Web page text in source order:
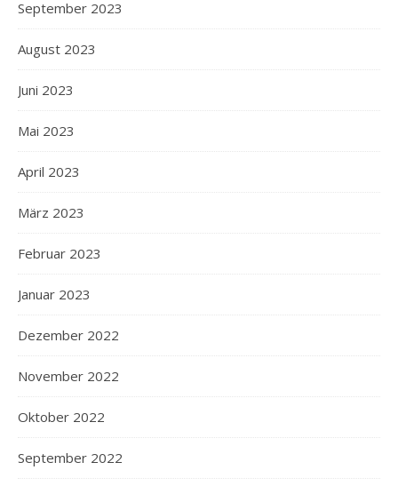
September 2023
August 2023
Juni 2023
Mai 2023
April 2023
März 2023
Februar 2023
Januar 2023
Dezember 2022
November 2022
Oktober 2022
September 2022